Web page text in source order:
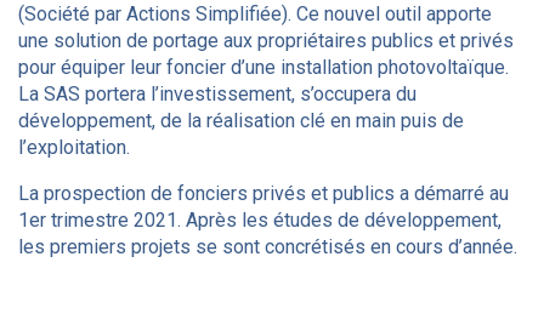
(Société par Actions Simplifiée). Ce nouvel outil apporte
une solution de portage aux propriétaires publics et privés
pour équiper leur foncier d’une installation photovoltaïque.
La SAS portera l’investissement, s’occupera du
développement, de la réalisation clé en main puis de
l’exploitation.
La prospection de fonciers privés et publics a démarré au
1er trimestre 2021. Après les études de développement,
les premiers projets se sont concrétisés en cours d’année.